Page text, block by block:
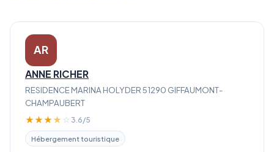
AR
ANNE RICHER
RESIDENCE MARINA HOLYDER 51290 GIFFAUMONT-
CHAMPAUBERT
★★★★ ☆ 3.6/5
Hébergement touristique